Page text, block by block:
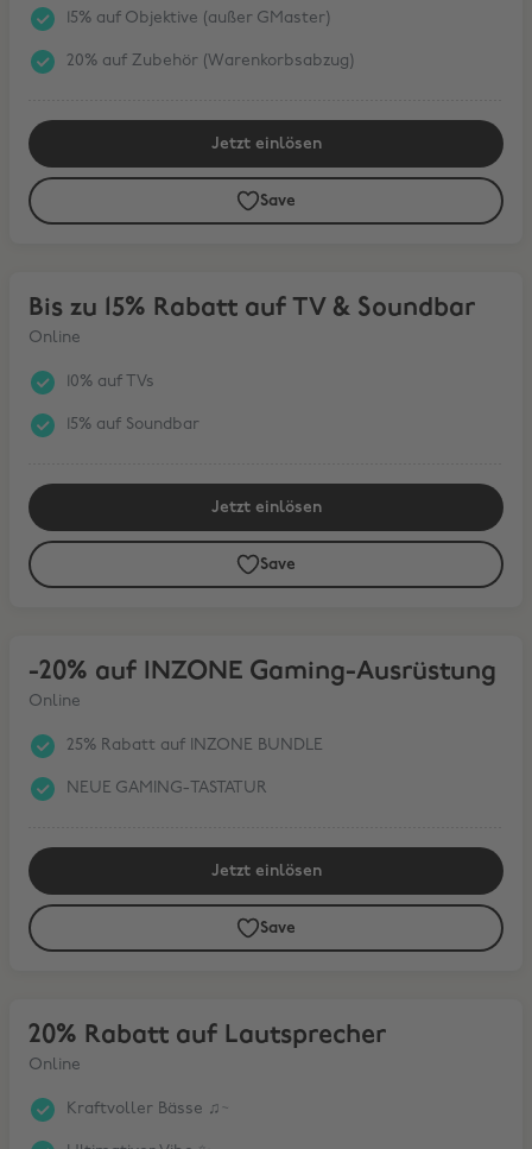
15% auf Objektive (außer GMaster)
20% auf Zubehör (Warenkorbsabzug)
Jetzt einlösen
Save
Bis zu 15% Rabatt auf TV & Soundbar
Online
10% auf TVs
15% auf Soundbar
Jetzt einlösen
Save
-20% auf INZONE Gaming-Ausrüstung
Online
25% Rabatt auf INZONE BUNDLE
NEUE GAMING-TASTATUR
Jetzt einlösen
Save
20% Rabatt auf Lautsprecher
Online
Kraftvoller Bässe ♫~